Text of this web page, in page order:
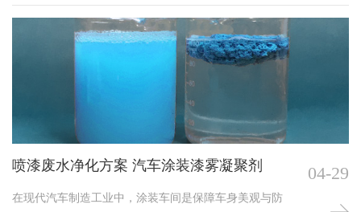
高、悬浮物多、易结块发臭、难以自然沉降，直接排放
易造成污染，循环使用也会因漆渣黏附导致设备堵塞、
水质恶化。一套成熟稳定的喷漆废水净化方案，配合专
用汽车涂装漆雾凝聚剂，可实现废水快速破粘、漆渣上
浮分离、循环水清澈回用，是汽车涂装车间废水处理的
常用药剂。汽车涂装喷漆废水成分复杂，主要来自水帘
柜、喷淋塔循环水
喷漆废水净化方案 汽车涂装漆雾凝聚剂
在现代汽车制造工业中，涂装车间是保障车身美观与防
04-29